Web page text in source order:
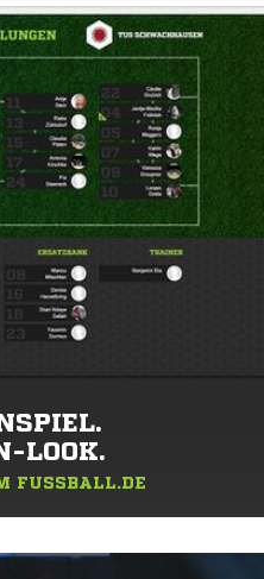
LOOK.
FUSSBALL.DE